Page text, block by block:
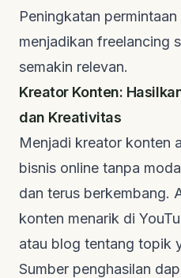
Peningkatan permintaan
menjadikan freelancing
semakin relevan.
Kreator Konten:
dan Kreativitas
Menjadi kreator konten
bisnis online tanpa
dan terus berkembang.
konten menarik di
atau blog tentang topik
Sumber penghasilan